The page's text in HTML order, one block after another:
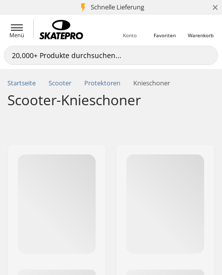
Schnelle Lieferung
5+ Mio. Kunden ×
Menü Warenkorb
Favoriten
Konto
Startseite Scooter Protektoren Knieschoner
Scooter-Knieschoner